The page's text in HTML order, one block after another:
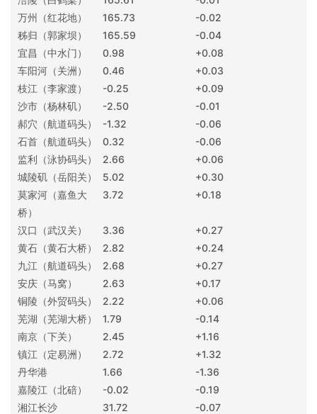
万州（红花地）
165.73
-0.02
秭归（郭家坝）
165.59
-0.04
宜昌（中水门）
0.98
+0.08
车阳河（关洲）
0.46
+0.03
枝江（李家渡）
-0.25
+0.09
沙市（杨林矶）
-2.50
-0.01
郝穴（航道码头）
-1.32
-0.06
石首（航道码头）
0.32
-0.06
监利（泳协码头）
2.66
+0.06
城陵矶（岳阳关）
5.02
+0.30
莫家河（嘉鱼大
桥）
3.72 +0.18
汉口（武汉关） 3.36
+0.27
黄石（黄石大桥）
2.82
+0.24
九江（航道码头）
2.68
+0.27
安庆（马窝）
2.63
+0.17
铜陵（外贸码头）
2.22
+0.06
芜湖（芜湖大桥）
1.79
-0.14
南京（下关）
2.45
+1.16
镇江（定易洲）
2.72
+1.32
丹华港
1.66
-1.36
嘉陵江（北碚）
-0.02
-0.19
湘江长沙
31.72 -0.07